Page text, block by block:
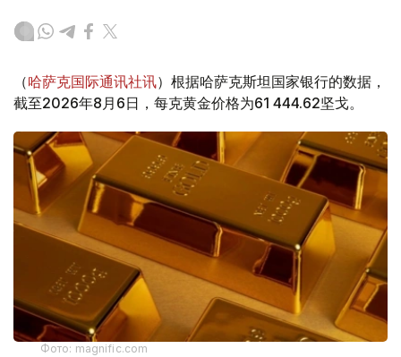
（哈萨克国际通讯社讯）根据哈萨克斯坦国家银行的数据，
截至2026年8月6日，每克黄金价格为61 444.62坚戈。
Фото: magnific.com